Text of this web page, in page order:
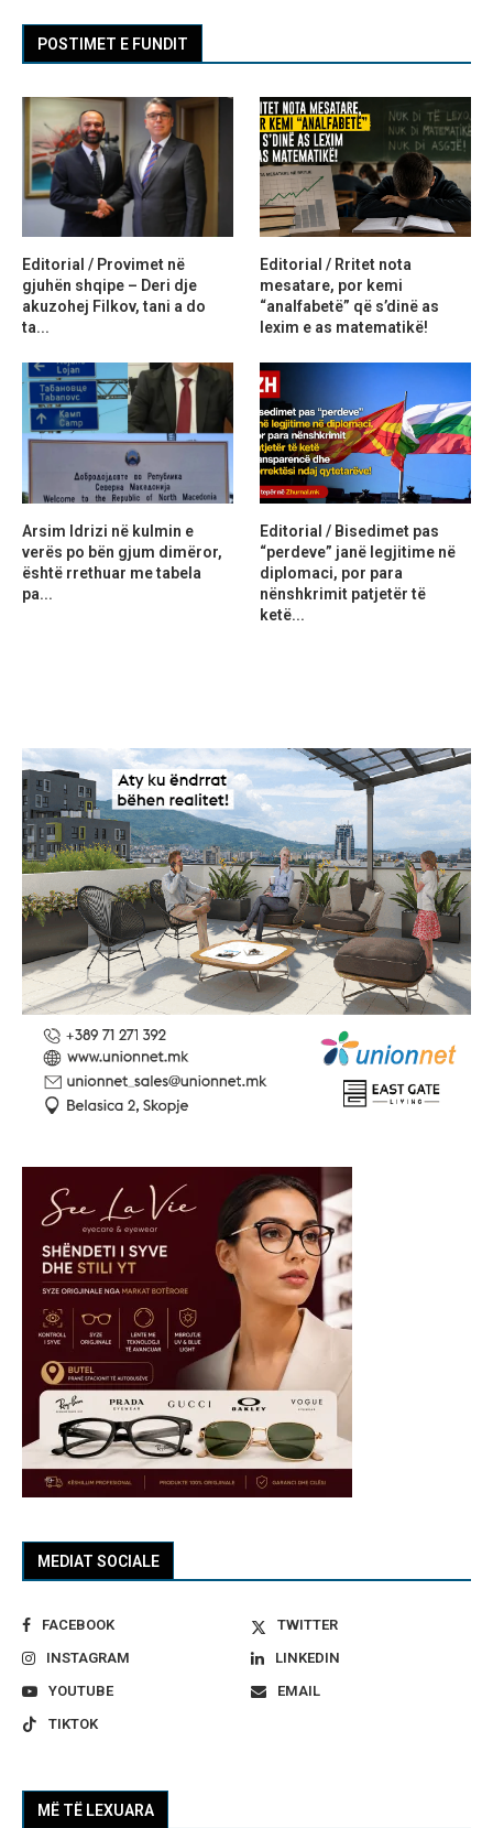
MEDIAT SOCIALE
FACEBOOK
TWITTER
INSTAGRAM
LINKEDIN
YOUTUBE
EMAIL
TIKTOK
MË TË LEXUARA
POSTIMET E FUNDIT
Editorial / Provimet në
gjuhën shqipe – Deri dje
akuzohej Filkov, tani a do
ta...
Editorial / Rritet nota
mesatare, por kemi
“analfabetë” që s’dinë as
lexim e as matematikë!
Arsim Idrizi në kulmin e
verës po bën gjum dimëror,
është rrethuar me tabela
pa...
Editorial / Bisedimet pas
“perdeve” janë legjitime në
diplomaci, por para
nënshkrimit patjetër të
ketë...